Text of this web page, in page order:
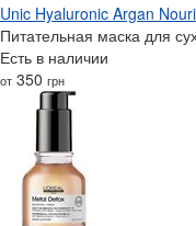
Unic Hyaluronic Argan
Питательная маска для
Есть в наличии
от 350 грн